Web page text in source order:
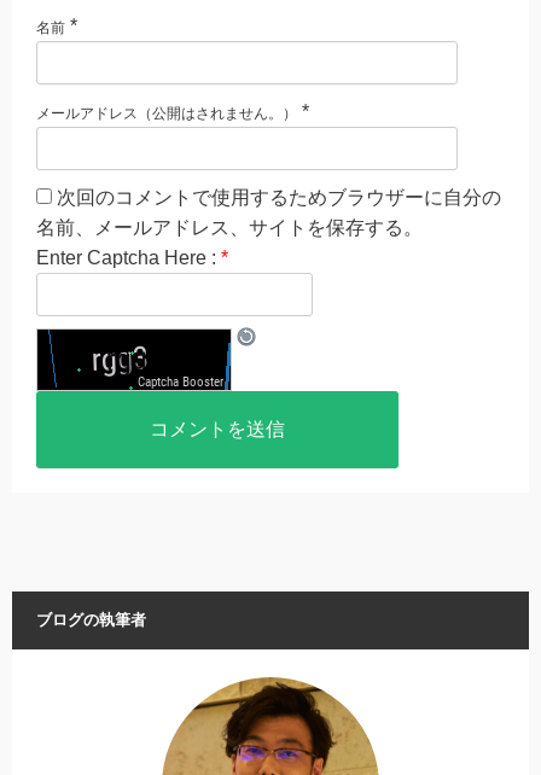
名前 *
メールアドレス（公開はされません。） *
次回のコメントで使用するためブラウザーに自分の
名前、メールアドレス、サイトを保存する。
Enter Captcha Here : *
ブログの執筆者